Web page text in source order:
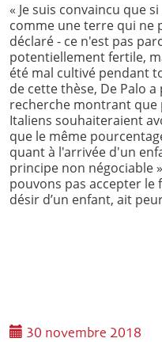
« Je suis convaincu que
comme une terre qui ne
déclaré - ce n'est pas
potentiellement fertile,
été mal cultivé pendant
de cette thèse, De Palo
recherche montrant que
Italiens souhaiteraient
que le même
quant à l'arrivée d'un
principe non négociable
pouvons pas accepter le
désir d’un enfant, ait
30 novembre 2018